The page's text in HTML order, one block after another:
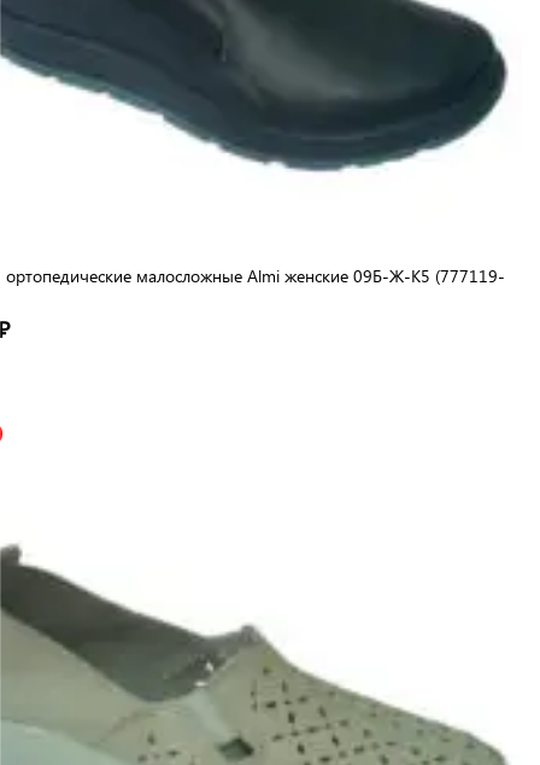
ортопедические малосложные Almi женские 09Б-Ж-К5 (777119-